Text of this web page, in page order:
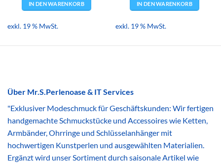
IN DEN WARENKORB
exkl. 19 % MwSt.
IN DEN WARENKORB
exkl. 19 % MwSt.
Über Mr.S.Perlenoase & IT Services
"Exklusiver Modeschmuck für Geschäftskunden: Wir fertigen
handgemachte Schmuckstücke und Accessoires wie Ketten,
Armbänder, Ohrringe und Schlüsselanhänger mit
hochwertigen Kunstperlen und ausgewählten Materialien.
Ergänzt wird unser Sortiment durch saisonale Artikel wie